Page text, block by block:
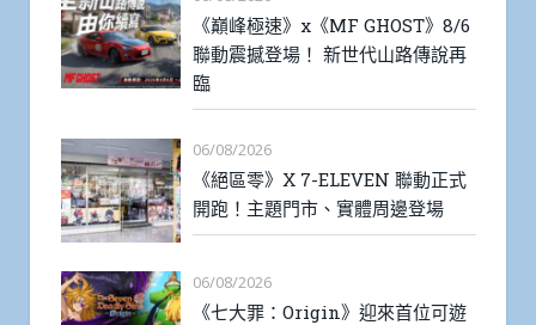
《巔峰極速》x《MF GHOST》8/6
聯動震撼登場！ 新世代山路傳說再
臨
06/08/2026
《絕區零》X 7-ELEVEN 聯動正式
開跑！主題門市、實體周邊登場
06/08/2026
《七大罪：Origin》迎來首位可遊